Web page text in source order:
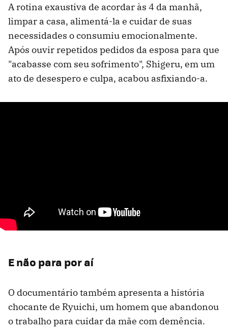
A rotina exaustiva de acordar às 4 da manhã,
limpar a casa, alimentá-la e cuidar de suas
necessidades o consumiu emocionalmente.
Após ouvir repetidos pedidos da esposa para que
"acabasse com seu sofrimento", Shigeru, em um
ato de desespero e culpa, acabou asfixiando-a.
E não para por aí
O documentário também apresenta a história
chocante de Ryuichi, um homem que abandonou
o trabalho para cuidar da mãe com demência.